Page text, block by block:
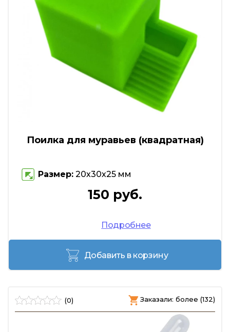
Поилка для муравьев (квадратная)
Размер: 20х30х25 мм
150 руб.
Подробнее
Добавить в корзину
(0) Заказали: более (132)